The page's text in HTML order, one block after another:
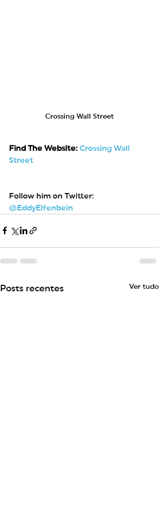
Crossing Wall Street
Find The Website: Crossing Wall
Street
Follow him on Twitter:
@EddyElfenbein
Posts recentes Ver tudo